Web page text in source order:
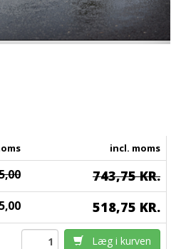
incl. moms
743,75 KR.
518,75 KR.
Læg i kurven